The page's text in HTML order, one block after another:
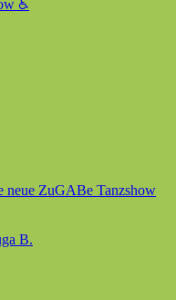
♿
ZuGABe Tanzshow
B.